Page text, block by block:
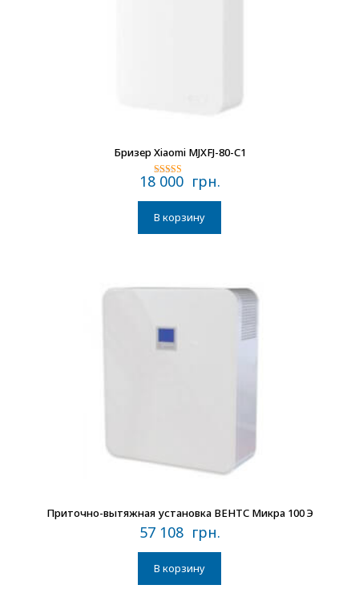
Бризер Xiaomi MJXFJ-80-С1
Оценка
из 5
18 000 грн.
В корзину
Приточно-вытяжная установка ВЕНТС Микра 100 Э
57 108 грн.
В корзину